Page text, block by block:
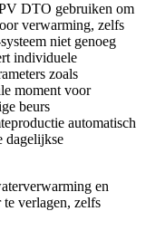
DTO gebruiken om
verwarming, zelfs
niet genoeg
individuele
zoals
moment voor
beurs
automatisch
dagelijkse
en
verlagen, zelfs